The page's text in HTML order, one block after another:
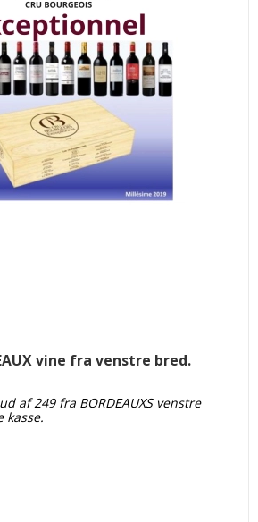
vine fra venstre bred.
af 249 fra BORDEAUXS venstre
kasse.